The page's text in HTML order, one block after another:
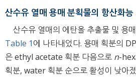
산수유 열매 용매 분획물의 항산화능
산수유 열매의 에탄올 추출물 및 용
Table 1에 나타내었다. 용매 획분의
은 ethyl acetate 획분 다음으로 n-
획분, water 획분 순으로 활성이 낮아